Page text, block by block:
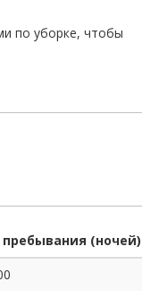
по уборке, чтобы
(ночей)